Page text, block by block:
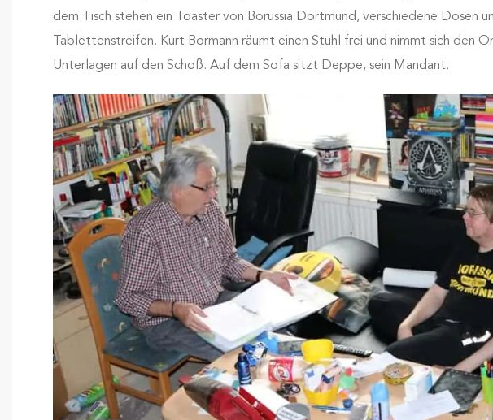
dem Tisch stehen ein Toaster von Borussia Dortmund, verschiedene Dosen
Tablettenstreifen. Kurt Bormann räumt einen Stuhl frei und nimmt sich den
Unterlagen auf den Schoß. Auf dem Sofa sitzt Deppe, sein Mandant.